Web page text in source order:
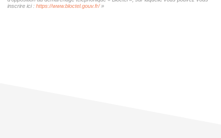
inscrire ici : https://www.bloctel.gouv.fr/»